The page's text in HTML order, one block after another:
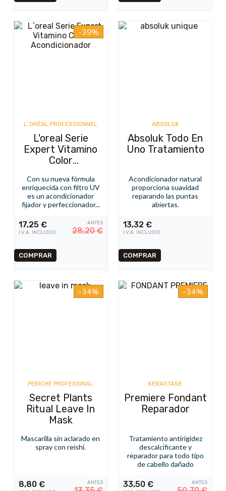
-39%
L`ORÉAL PROFESSIONNEL
L'oreal Serie
Expert Vitamino
Color
Con su nueva fórmula
enriquecida con filtro UV
es un acondicionador
fijador y perfeccionador...
17,25€
I.V.A. INCLUIDO
ANTES
28,20€
ABSOLUK
Absoluk Todo En
Uno Tratamiento
Acondicionador natural
proporciona suavidad
reparando las puntas
abiertas.
13,32€
I.V.A. INCLUIDO
-34%
PERICHE PROFESIONAL
Secret Plants
Ritual Leave In
Mask
Mascarilla sin aclarado en
spray con reishi.
8,80€ ANTES
-34%
KERASTASE
Premiere Fondant
Reparador
Tratamiento antirigidez
descalcificante y
reparador para todo tipo
de cabello dañado
33,50€ ANTES